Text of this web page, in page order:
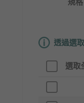
透過選
選取